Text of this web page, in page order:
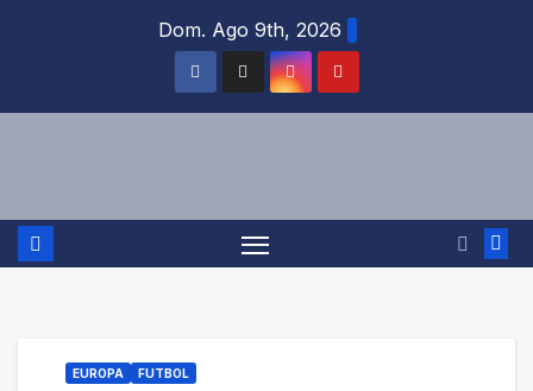
Dom. Ago 9th, 2026
EUROPA FUTBOL